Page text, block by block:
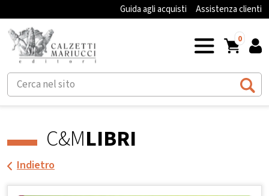
Guida agli acquisti Assistenza clienti
0
C&MLIBRI
Indietro